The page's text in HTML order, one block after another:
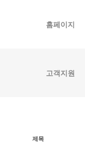
홈페이지
고객지원
제목